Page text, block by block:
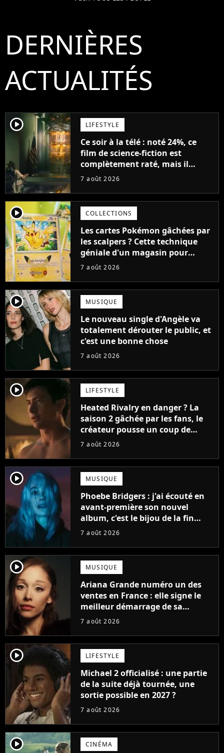
DERNIÈRES
ACTUALITÉS
player2 LIFESTYLE
Ce soir à la télé : noté 24%, ce
film de science-fiction est
complètement raté, mais il
aurait pu être encore pire à
7 août 2026
player2 COLLECTIONS
Les cartes Pokémon gâchées par
les scalpers ? Cette technique
géniale d'un magasin pour
ruiner les revendeurs
7 août 2026
player2 MUSIQUE
Le nouveau single d'Angèle va
totalement dérouter le public, et
c'est une bonne chose
7 août 2026
player2 LIFESTYLE
Heated Rivalry en danger ? La
saison 2 gâchée par les fans, le
créateur pousse un coup de
gueule
7 août 2026
player2 MUSIQUE
Phoebe Bridgers : j'ai écouté en
avant-première son nouvel
album, c'est le bijou de la fin
d'été
7 août 2026
player2 MUSIQUE
Ariana Grande numéro un des
ventes en France : elle signe le
meilleur démarrage de sa
carrière avec son album Petal
7 août 2026
player2 LIFESTYLE
Michael 2 officialisé : une partie
de la suite déjà tournée, une
sortie possible en 2027 ?
7 août 2026
player2 CINÉMA